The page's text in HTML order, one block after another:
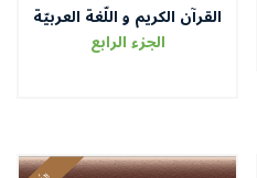
القرآن الكريم و اللّغة العربيّة
الجزء الرابع